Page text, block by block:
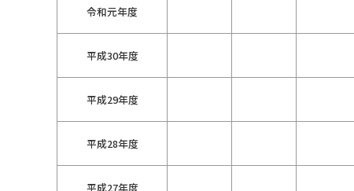
令和元年度
平成30年度
平成29年度
平成28年度
平成27年度